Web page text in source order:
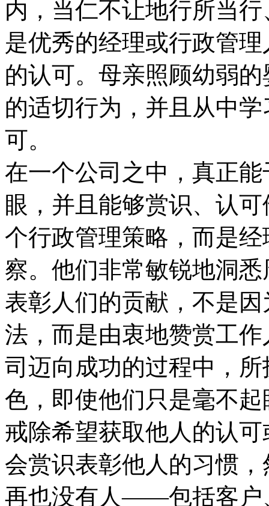
内，当仁不让地行所当
是优秀的经理或行政管
的认可。母亲照顾幼弱
的适切行为，并且从中
可。
在一个公司之中，真正
眼，并且能够赏识、认
个行政管理策略，而是
察。他们非常敏锐地洞
表彰人们的贡献，不是
法，而是由衷地赞赏工
司迈向成功的过程中，
色，即使他们只是毫不
戒除希望获取他人的认
会赏识表彰他人的习惯
再也没有人——包括客户